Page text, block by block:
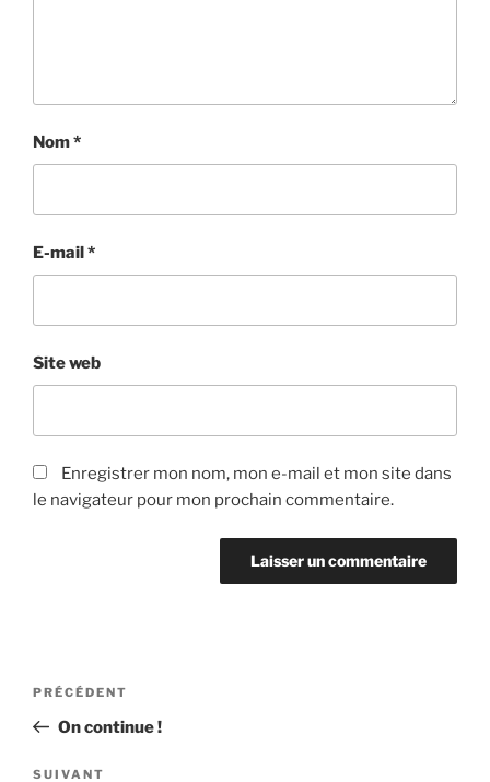
Nom*
E-mail*
Site web
Enregistrer mon nom, mon e-mail et mon site dans
le navigateur pour mon prochain commentaire.
Navigation
l’article
Article
précédent
PRÉCÉDENT
On continue !
Article
SUIVANT